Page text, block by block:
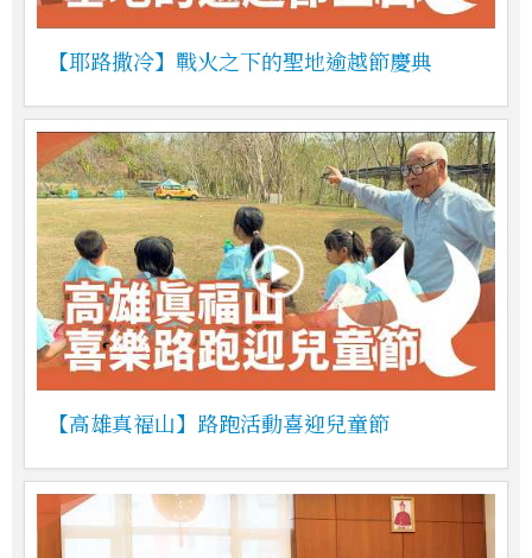
【耶路撒冷】戰火之下的聖地逾越節慶典
【高雄真福山】路跑活動喜迎兒童節